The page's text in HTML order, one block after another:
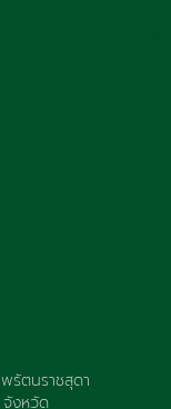
รัตนราชสุดา
งหวัด